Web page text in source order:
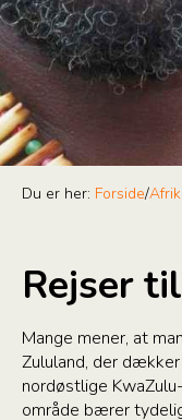
Du er her: Forside/
Rejser
Mange mener, at
Zululand, der
nordøstlige
område bærer